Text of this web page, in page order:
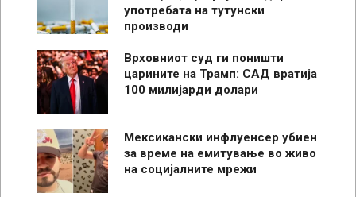
употребата на тутунски
производи
Врховниот суд ги поништи
царините на Трамп: САД вратија
100 милијарди долари
Мексикански инфлуенсер убиен
за време на емитување во живо
на социјалните мрежи